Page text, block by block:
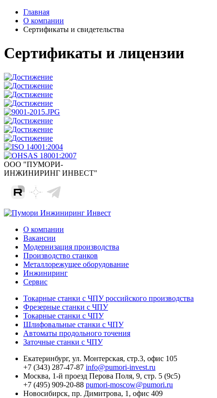
Главная
О компании
Сертификаты и свидетельства
Сертификаты и лицензии
ООО "ПУМОРИ-
ИНЖИНИРИНГ ИНВЕСТ"
О компании
Вакансии
Модернизация производства
Производство станков
Металлорежущее оборудование
Инжиниринг
Сервис
Токарные станки с ЧПУ российского производства
Фрезерные станки с ЧПУ
Токарные станки с ЧПУ
Шлифовальные станки с ЧПУ
Автоматы продольного точения
Заточные станки с ЧПУ
Екатеринбург, ул. Монтерская, стр.3, офис 105
+7 (343) 287-47-87 info@pumori-invest.ru
Москва, 1-й проезд Перова Поля, 9, стр. 5 (9с5)
+7 (495) 909-20-88 pumori-moscow@pumori.ru
Новосибирск, пр. Димитрова, 1, офис 409